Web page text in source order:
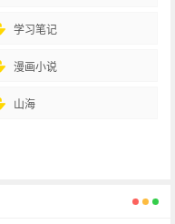
学习笔记
漫画小说
山海